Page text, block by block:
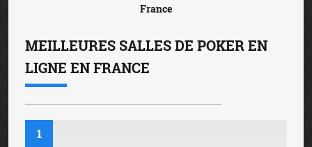
France
MEILLEURES SALLES DE POKER EN
LIGNE EN FRANCE
1